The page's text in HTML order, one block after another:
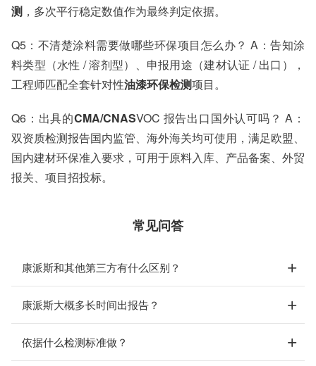
测 ，多次平行稳定数值作为最终判定依据。
Q5：不清楚涂料需要做哪些环保项目怎么办？ A：告知涂
料类型（水性 / 溶剂型）、申报用途（建材认证 / 出口），
工程师匹配全套针对性油漆环保检测项目。
Q6：出具的CMA/CNASVOC 报告出口国外认可吗？ A：
双资质检测报告国内监管、海外海关均可使用，满足欧盟、
国内建材环保准入要求，可用于原料入库、产品备案、外贸
报关、项目招投标。
常见问答
康派斯和其他第三方有什么区别？
康派斯大概多长时间出报告？
依据什么检测标准做？